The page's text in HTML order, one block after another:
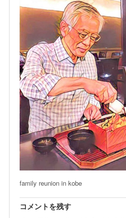
family reunion in kobe
コメントを残す